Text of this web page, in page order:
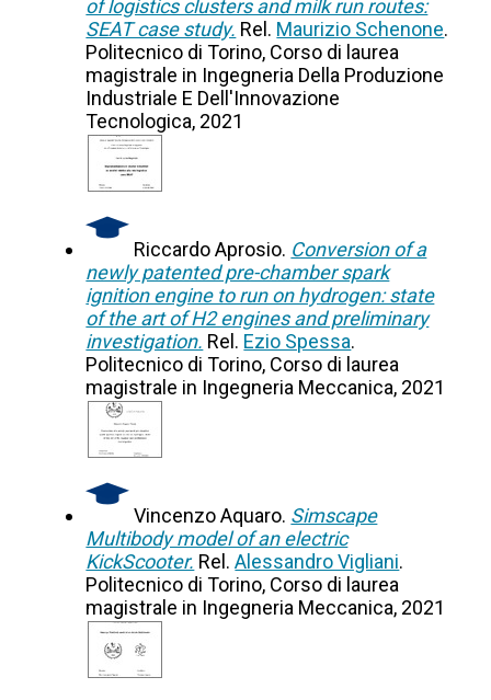
of logistics clusters and milk run routes:
SEAT case study. Rel. Maurizio Schenone.
Politecnico di Torino, Corso di laurea
magistrale in Ingegneria Della Produzione
Industriale E Dell'Innovazione
Tecnologica, 2021
Riccardo Aprosio. Conversion of a
newly patented pre-chamber spark
ignition engine to run on hydrogen: state
of the art of H2 engines and preliminary
investigation. Rel. Ezio Spessa.
Politecnico di Torino, Corso di laurea
magistrale in Ingegneria Meccanica, 2021
Vincenzo Aquaro. Simscape
Multibody model of an electric
KickScooter. Rel.Alessandro Vigliani.
Politecnico di Torino, Corso di laurea
magistrale in Ingegneria Meccanica, 2021